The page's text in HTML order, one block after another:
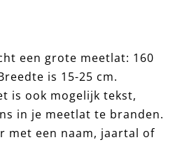
een grote meetlat: 160
is 15-25 cm.
is ook mogelijk tekst,
in je meetlat te branden.
met een naam, jaartal of